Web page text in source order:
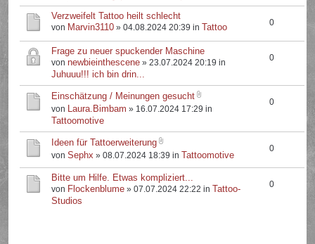
Verzweifelt Tattoo heilt schlecht
von Marvin3110 » 04.08.2024 20:39 in Tattoo 0
Frage zu neuer spuckender Maschine
vonnewbieinthescene » 23.07.2024 20:19 in
Juhuuu!!! ich bin drin...
0
Einschätzung / Meinungen gesucht
von Laura.Bimbam » 16.07.2024 17:29 in
Tattoomotive
0
Ideen für Tattoerweiterung
vonSephx » 08.07.2024 18:39 in Tattoomotive
0
Bitte um Hilfe. Etwas kompliziert...
von Flockenblume » 07.07.2024 22:22 in Tattoo-
Studios
0